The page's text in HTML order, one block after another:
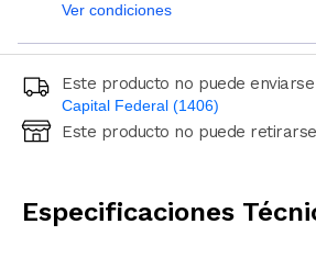
Ver condiciones
Este producto no puede
Capital Federal (1406)
Ingresá código postal (sólo números)
Este producto no puede
Especificaciones